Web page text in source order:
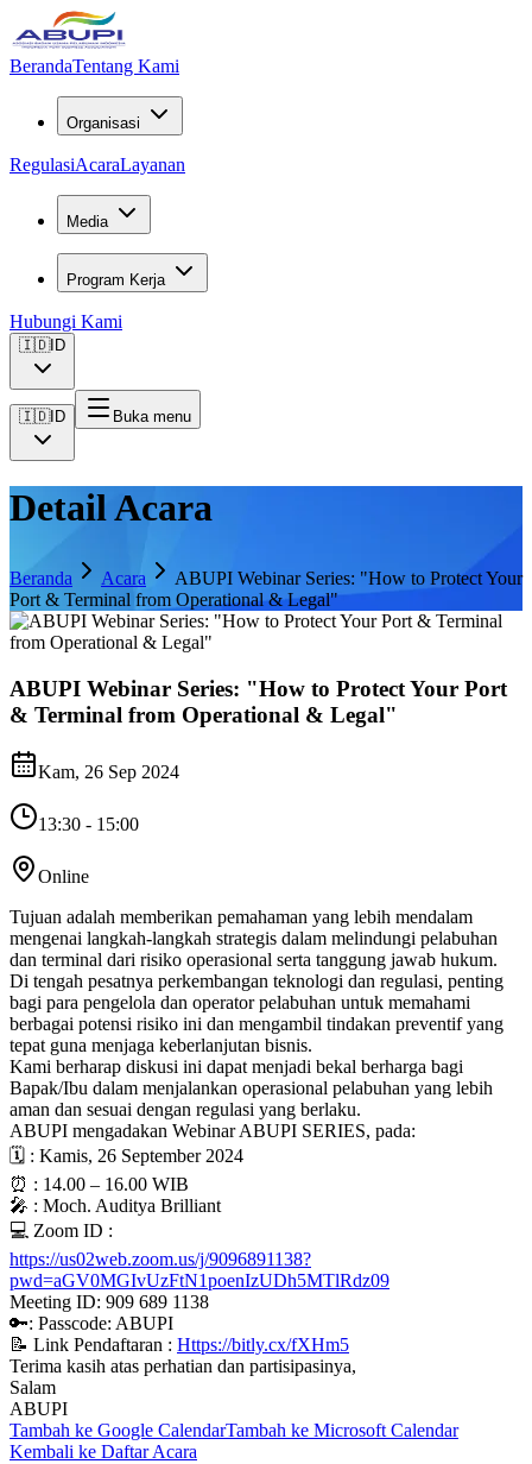
BerandaTentang Kami
Organisasi
RegulasiAcaraLayanan
Media
Program Kerja
Hubungi Kami
🇮🇩ID
🇮🇩ID Buka menu
Detail Acara
Beranda Acara
ABUPI Webinar Series: "How to Protect Your
Port & Terminal from Operational & Legal"
ABUPI Webinar Series: "How to Protect Your Port
& Terminal from Operational & Legal"
Kam, 26 Sep 2024
13:30 - 15:00
Online
Tujuan adalah memberikan pemahaman yang lebih mendalam
mengenai langkah-langkah strategis dalam melindungi pelabuhan
dan terminal dari risiko operasional serta tanggung jawab hukum.
Di tengah pesatnya perkembangan teknologi dan regulasi, penting
bagi para pengelola dan operator pelabuhan untuk memahami
berbagai potensi risiko ini dan mengambil tindakan preventif yang
tepat guna menjaga keberlanjutan bisnis.
Kami berharap diskusi ini dapat menjadi bekal berharga bagi
Bapak/Ibu dalam menjalankan operasional pelabuhan yang lebih
aman dan sesuai dengan regulasi yang berlaku.
ABUPI mengadakan Webinar ABUPI SERIES, pada:
🗓 : Kamis, 26 September 2024
⏰ : 14.00 – 16.00 WIB
🎤 : Moch. Auditya Brilliant
💻 Zoom ID :
https://us02web.zoom.us/j/9096891138?
pwd=aGV0MGIvUzFtN1poenIzUDh5MTlRdz09
Meeting ID: 909 689 1138
🔑: Passcode: ABUPI
📝 Link Pendaftaran : Https://bitly.cx/fXHm5
Terima kasih atas perhatian dan partisipasinya,
Salam
ABUPI
Tambah ke Google CalendarTambah ke Microsoft Calendar
Kembali ke Daftar Acara